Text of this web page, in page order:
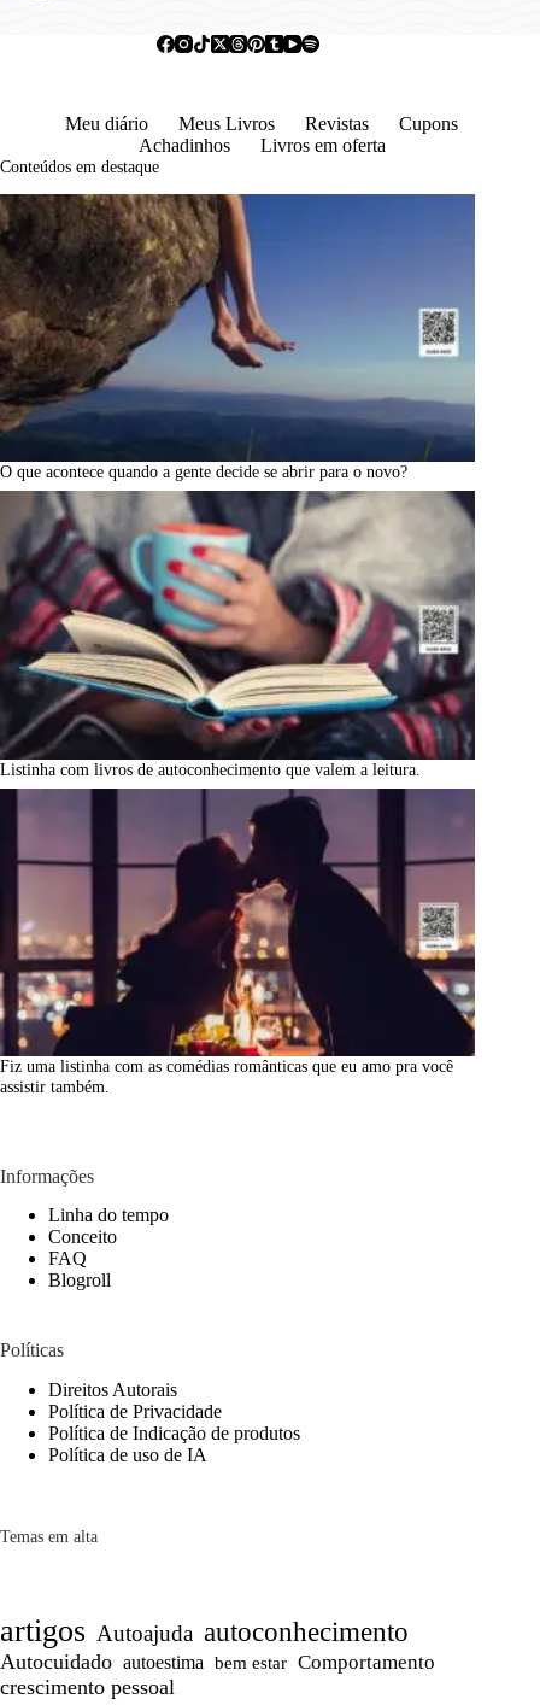
Meu diário Meus Livros Revistas
Cupons
Achadinhos
Livros em oferta
Conteúdos em destaque
O que acontece quando a gente decide se abrir para o novo?
Listinha com livros de autoconhecimento que valem a leitura.
Fiz uma listinha com as comédias românticas que eu amo pra você
assistir também.
Informações
Linha do tempo
Conceito
FAQ
Blogroll
Políticas
Direitos Autorais
Política de Privacidade
Política de Indicação de produtos
Política de uso de IA
Temas em alta
artigos Autoajuda autoconhecimento
Autocuidado autoestima bem estar Comportamento
crescimento pessoal